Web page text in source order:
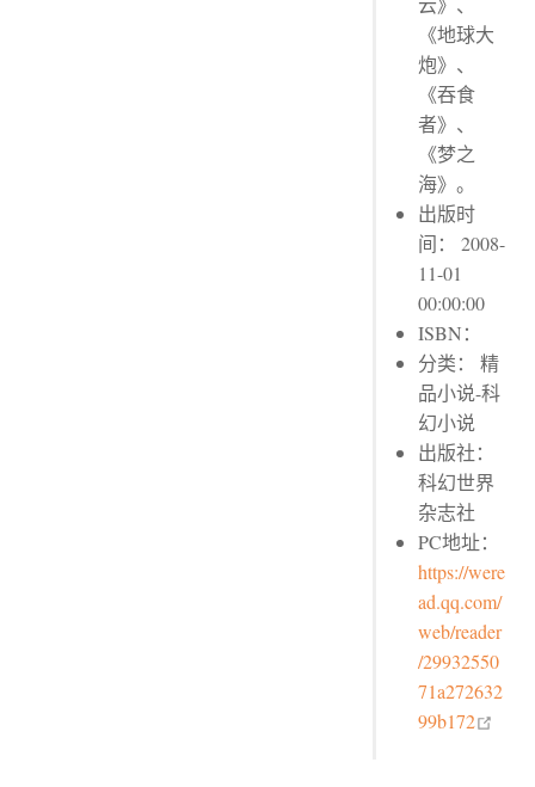
《地球大
炮》、
《吞食
者》、
《梦之
海》。
出版时
间： 2008-
11-01
00:00:00
ISBN：
分类： 精
品小说-科
幻小说
出版社：
科幻世界
杂志社
PC地址：
https://were
ad.qq.com/
web/reader
/29932550
71a272632
99b172